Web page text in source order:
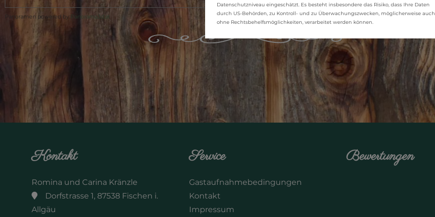
Panoramen powered by Panorama3d.at
Kontakt
Romina und Carina Kränzle
Dorfstrasse 1, 87538 Fischen i.
Allgäu
Service
Gastaufnahmebedingungen
Kontakt
Impressum
Bewertungen
Datenschutzniveau eingeschätzt. Es besteht insbesondere das Risiko, dass Ihre Daten
durch US-Behörden, zu Kontroll- und zu Überwachungszwecken, möglicherweise auch
ohne Rechtsbehelfsmöglichkeiten, verarbeitet werden können.